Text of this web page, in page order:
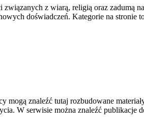
z wiarą, religią oraz zadumą
doświadczeń. Kategorie na stronie
znaleźć tutaj rozbudowane
W serwisie można znaleźć publikacje